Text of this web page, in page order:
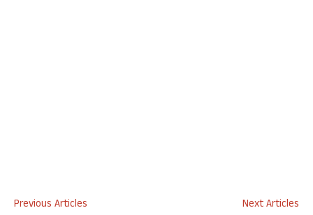
Previous Articles
Next Articles